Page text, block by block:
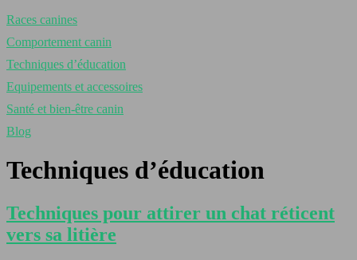
Races canines
Comportement canin
Techniques d’éducation
Equipements et accessoires
Santé et bien-être canin
Blog
Techniques d’éducation
Techniques pour attirer un chat réticent
vers sa litière